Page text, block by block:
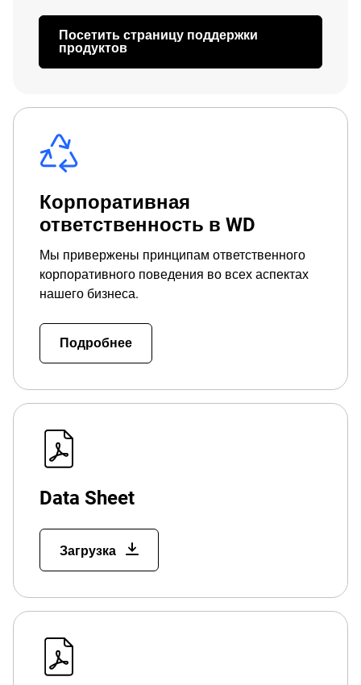
Посетить страницу поддержки
продуктов
Корпоративная
ответственность в WD
Мы привержены принципам ответственного
корпоративного поведения во всех аспектах
нашего бизнеса.
Подробнее
Data Sheet
Загрузка